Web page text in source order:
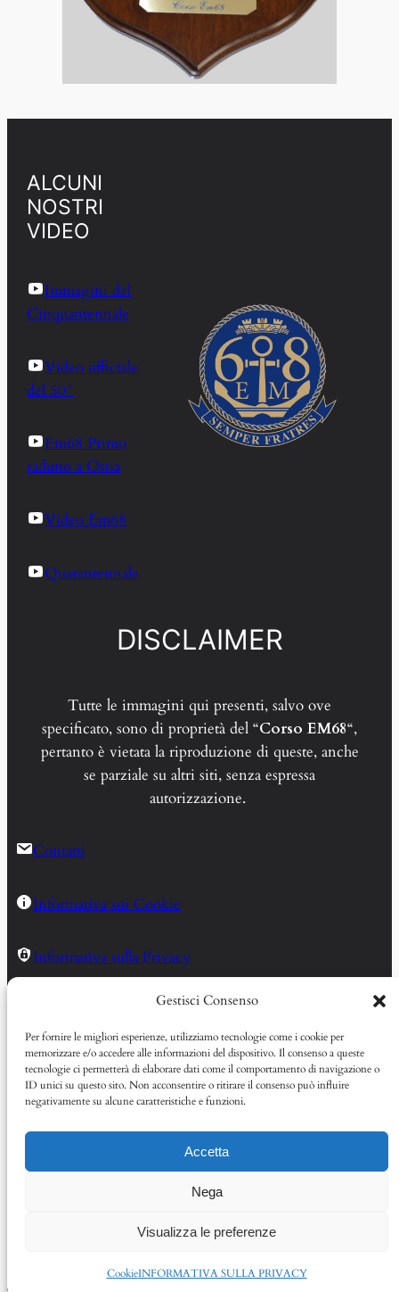
Gestisci Consenso
Per fornire le migliori esperienze, utilizziamo tecnologie come i cookie per
memorizzare e/o accedere alle informazioni del dispositivo. Il consenso a queste
tecnologie ci permetterà di elaborare dati come il comportamento di navigazione o
ID unici su questo sito. Non acconsentire o ritirare il consenso può influire
negativamente su alcune caratteristiche e funzioni.
Accetta
Nega
Visualizza le preferenze
CookieINFORMATIVA SULLA PRIVACY
ALCUNI
NOSTRI
VIDEO
Immagini del
Cinquantennale
Video ufficiale
del 50°
Em68 Primo
raduno a Ostia
Video Em68
Quarantennale
DISCLAIMER
Tutte le immagini qui presenti, salvo ove
specificato, sono di proprietà del “Corso EM68“,
pertanto è vietata la riproduzione di queste, anche
se parziale su altri siti, senza espressa
autorizzazione.
Contatti
Informativa sui Cookie
Informativa sulla Privacy
Sito curato con passione da
Giancarlo per tutti gli Em del
Corso’68
Pagina Facebook Corso EM68
Canale YouTube Corso EM68
La ritirata